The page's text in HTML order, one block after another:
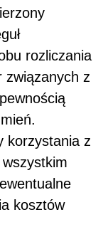
rozliczania
związanych z
korzystania z
kosztów